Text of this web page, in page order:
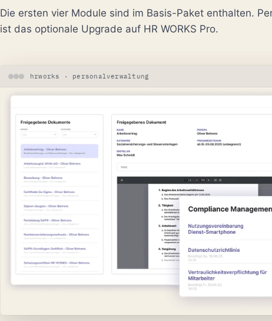
Die ersten vier Module sind im Basis-Paket enthalten.
ist das optionale Upgrade auf HR WORKS Pro.
hrworks · personalverwaltung